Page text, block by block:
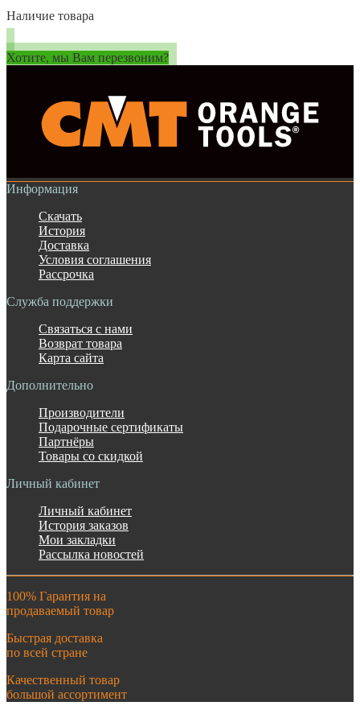
Наличие товара
Хотите, мы Вам перезвоним?
Информация
Скачать
История
Доставка
Условия соглашения
Рассрочка
Служба поддержки
Связаться с нами
Возврат товара
Карта сайта
Дополнительно
Производители
Подарочные сертификаты
Партнёры
Товары со скидкой
Личный кабинет
Личный кабинет
История заказов
Мои закладки
Рассылка новостей
100% Гарантия на
продаваемый товар
Быстрая доставка
по всей стране
Качественный товар
большой ассортимент